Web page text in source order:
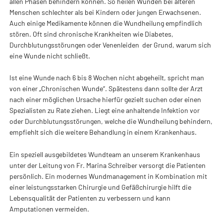
Menschen schlechter als bei Kindern oder jungen Erwachsenen.
Auch einige Medikamente können die Wundheilung empfindlich
stören. Oft sind chronische Krankheiten wie Diabetes,
Durchblutungsstörungen oder Venenleiden der Grund, warum sich
eine Wunde nicht schließt.
Ist eine Wunde nach 6 bis 8 Wochen nicht abgeheilt, spricht man
von einer „Chronischen Wunde“. Spätestens dann sollte der Arzt
nach einer möglichen Ursache hierfür gezielt suchen oder einen
Spezialisten zu Rate ziehen. Liegt eine anhaltende Infektion vor
oder Durchblutungsstörungen, welche die Wundheilung behindern,
empfiehlt sich die weitere Behandlung in einem Krankenhaus.
Ein speziell ausgebildetes Wundteam an unserem Krankenhaus
unter der Leitung von Fr. Marina Schreiber versorgt die Patienten
persönlich. Ein modernes Wundmanagement in Kombination mit
einer leistungsstarken Chirurgie und Gefäßchirurgie hilft die
Lebensqualität der Patienten zu verbessern und kann
Amputationen vermeiden.